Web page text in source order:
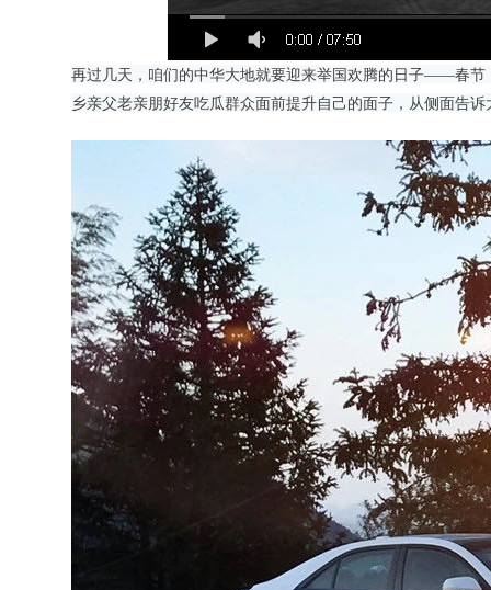
再过几天，咱们的中华大地就要迎来举国欢腾的日子——春节
乡亲父老亲朋好友吃瓜群众面前提升自己的面子，从侧面告诉